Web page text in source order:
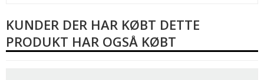
KUNDER DER HAR KØBT DETTE
PRODUKT HAR OGSÅ KØBT